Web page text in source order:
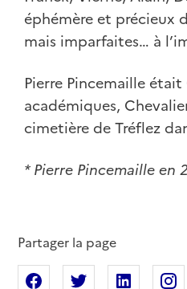
éphémère et précieux
mais imparfaites… à
Pierre Pincemaille
académiques,
cimetière de Tréflez
* Pierre Pincemaille en
Partager la page
Partager sur Facebook
Partager sur X